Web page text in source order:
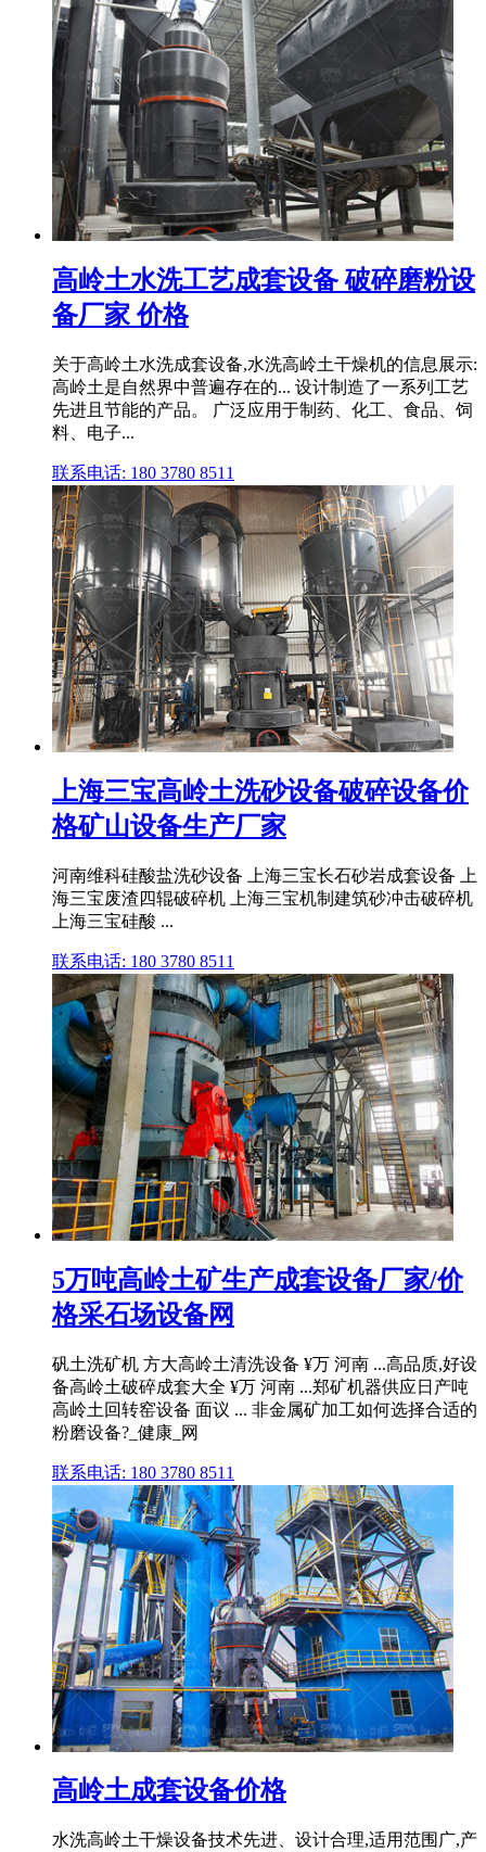
高岭土水洗工艺成套设备 破碎磨粉设
备厂家 价格
关于高岭土水洗成套设备,水洗高岭土干燥机的信息展示:
高岭土是自然界中普遍存在的... 设计制造了一系列工艺
先进且节能的产品。 广泛应用于制药、化工、食品、饲
料、电子...
联系电话: 180 3780 8511
上海三宝高岭土洗砂设备破碎设备价
格矿山设备生产厂家
河南维科硅酸盐洗砂设备 上海三宝长石砂岩成套设备 上
海三宝废渣四辊破碎机 上海三宝机制建筑砂冲击破碎机
上海三宝硅酸 ...
联系电话: 180 3780 8511
5万吨高岭土矿生产成套设备厂家/价
格采石场设备网
矾土洗矿机 方大高岭土清洗设备 ¥万 河南 ...高品质,好设
备高岭土破碎成套大全 ¥万 河南 ...郑矿机器供应日产吨
高岭土回转窑设备 面议 ... 非金属矿加工如何选择合适的
粉磨设备?_健康_网
联系电话: 180 3780 8511
高岭土成套设备价格
水洗高岭土干燥设备技术先进、设计合理,适用范围广,产